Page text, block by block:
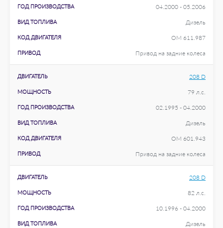
ГОД ПРОИЗВОДСТВА 04.2000 - 05.2006
ВИД ТОПЛИВА Дизель
КОД ДВИГАТЕЛЯ OM 611.987
ПРИВОД Привод на задние колеса
ДВИГАТЕЛЬ 208 D
МОЩНОСТЬ 79 л.с.
ГОД ПРОИЗВОДСТВА 02.1995 - 04.2000
ВИД ТОПЛИВА Дизель
КОД ДВИГАТЕЛЯ OM 601.943
ПРИВОД Привод на задние колеса
ДВИГАТЕЛЬ 208 D
МОЩНОСТЬ 82 л.с.
ГОД ПРОИЗВОДСТВА 10.1996 - 04.2000
ВИД ТОПЛИВА Дизель